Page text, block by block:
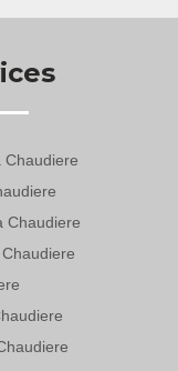
Chaudiere
Chaudiere